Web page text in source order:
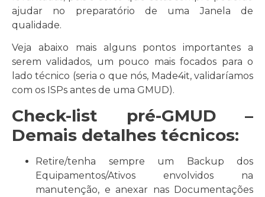
ajudar no preparatório de uma Janela de
qualidade.
Veja abaixo mais alguns pontos importantes a
serem validados, um pouco mais focados para o
lado técnico (seria o que nós, Made4it, validaríamos
com os ISPs antes de uma GMUD).
Check-list pré-GMUD –
Demais detalhes técnicos:
Retire/tenha sempre um Backup dos
Equipamentos/Ativos envolvidos na
manutenção, e anexar nas Documentações